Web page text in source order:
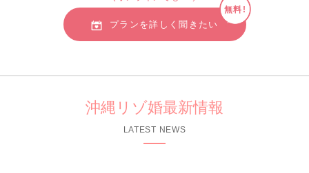
おすすめの時期について詳しく知りたい
プランを詳しく聞きたい
無料!
沖縄リゾ婚最新情報
LATEST NEWS